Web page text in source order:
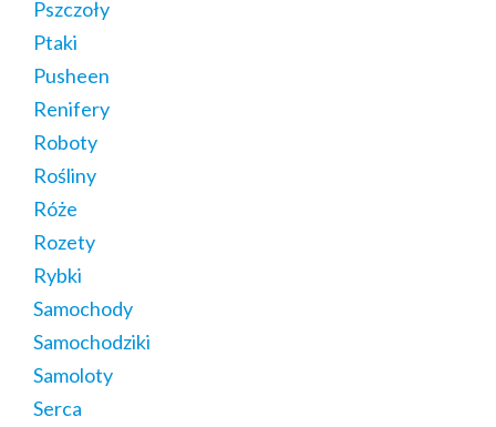
Pszczoły
Ptaki
Pusheen
Renifery
Roboty
Rośliny
Róże
Rozety
Rybki
Samochody
Samochodziki
Samoloty
Serca